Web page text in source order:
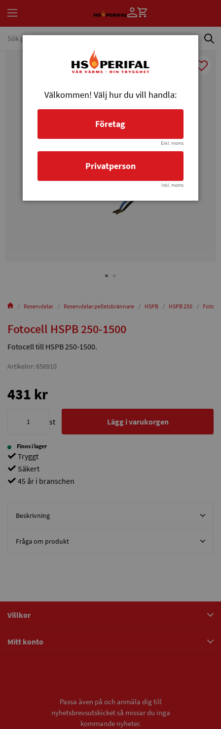
Reservdelar Reservdelar pelletsbrännare HSPB HSPB 250
Fotocell HSPB 250-1500
Fotocell till HSPB 250-1500.
Artikelnr: 656910
431 kr
st Lägg i varukorgen
Finns i lager
Tryggt
Säkert
45 år i branschen
Beskrivning
Fråga om produkt
Villkor
Mitt konto
Passa även på och anmäla dig till
nyhetsbrevsutskicket så missar du inga
kommande nyheter.
Välkommen! Välj hur du vill handla:
Företag
Exkl. moms
Privatperson
Inkl. moms